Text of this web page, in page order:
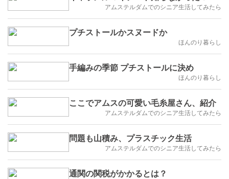
アムステルダムでのシニア生活してみたら
プチストールかスヌードか
ほんのり暮らし
手編みの季節 プチストールに決め
ほんのり暮らし
ここでアムスの可愛い毛糸屋さん、紹介
アムステルダムでのシニア生活してみたら
問題も山積み、プラスチック生活
アムステルダムでのシニア生活してみたら
通関の関税がかかるとは？